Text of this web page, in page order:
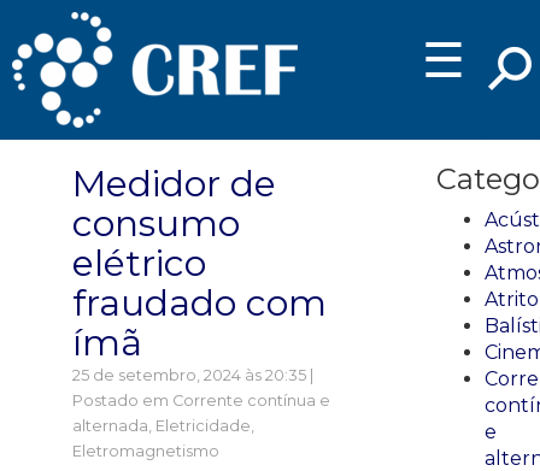
☰
Medidor de
consumo
elétrico
fraudado com
ímã
25 de setembro, 2024 às 20:35 |
Postado em Corrente contínua e
alternada, Eletricidade,
Eletromagnetismo
Atrito
e